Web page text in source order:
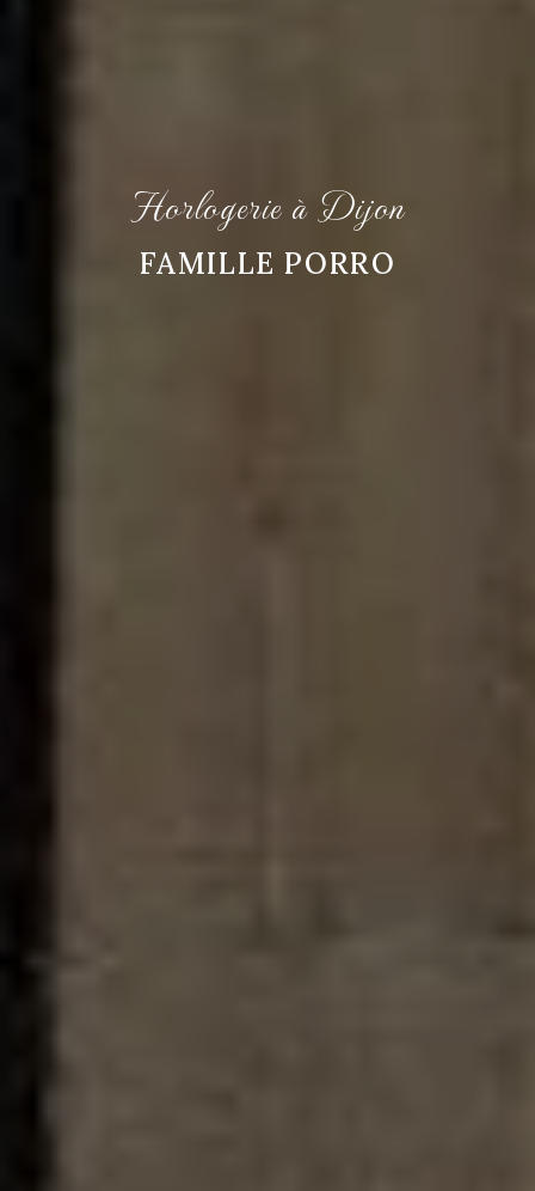
Horlogerie à Dijon
FAMILLE PORRO